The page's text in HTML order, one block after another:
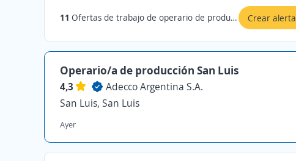
11 Ofertas de trabajo de operario de produccion en San Luis Crear alerta
Operario/a de producción San Luis
4,3
Adecco Argentina S.A.
San Luis, San Luis
Ayer